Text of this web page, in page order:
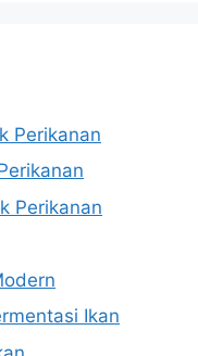
Perikanan
Perikanan
Ikan